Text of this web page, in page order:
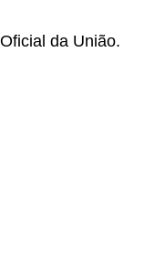
da União.